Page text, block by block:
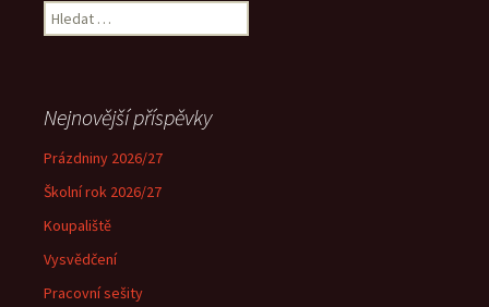
Vyhledávání
Nejnovější příspěvky
Prázdniny 2026/27
Školní rok 2026/27
Koupaliště
Vysvědčení
Pracovní sešity